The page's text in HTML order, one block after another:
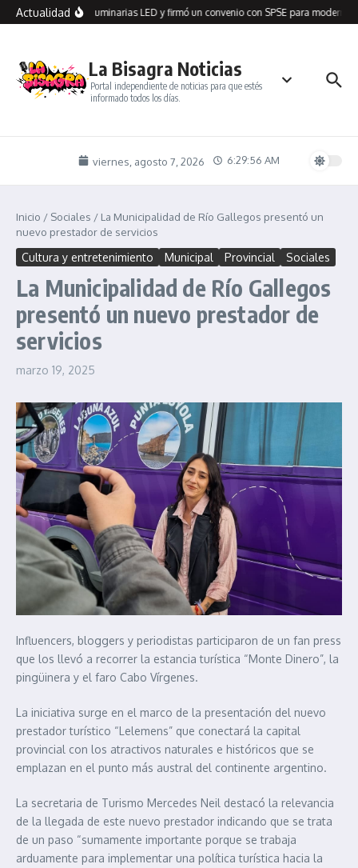
Saltar al contenido
Actualidad
Seco recibió 100 luminarias LED y firmó un convenio con SPSE para
La Bisagra Noticias
Portal independiente de noticias para que estés
informado todos los días.
viernes, agosto 7, 2026 6:29:56 AM
Inicio / Sociales / La Municipalidad de Río Gallegos presentó un
nuevo prestador de servicios
Cultura y entretenimiento Municipal Provincial Sociales
La Municipalidad de Río Gallegos
presentó un nuevo prestador de
servicios
marzo 19, 2025
Influencers, bloggers y periodistas participaron de un fan press
que los llevó a recorrer la estancia turística “Monte Dinero”, la
pingüinera y el faro Cabo Vírgenes.
La iniciativa surge en el marco de la presentación del nuevo
prestador turístico “Lelemens” que conectará la capital
provincial con los atractivos naturales e históricos que se
emplazan en el punto más austral del continente argentino.
La secretaria de Turismo Mercedes Neil destacó la relevancia
de la llegada de este nuevo prestador indicando que se trata
de un paso “sumamente importante porque se trabaja
arduamente para implementar una política turística hacia la